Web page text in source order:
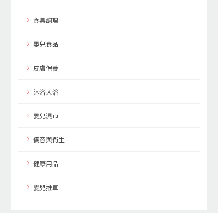
食具調理
嬰兒食品
皮膚保養
沐浴入浴
嬰兒濕巾
儀容與衛生
健康用品
嬰兒推車